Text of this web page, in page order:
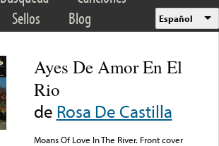
Sellos Blog Español
Ayes De Amor En El
Rio
de Rosa De Castilla
Moans Of Love In The River. Front cover